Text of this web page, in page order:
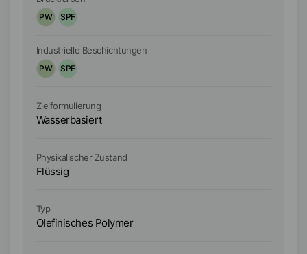
PW
SPF
Industrielle Beschichtungen
PW
SPF
Zielformulierung
Wasserbasiert
Physikalischer Zustand
Flüssig
Typ
Olefinisches Polymer